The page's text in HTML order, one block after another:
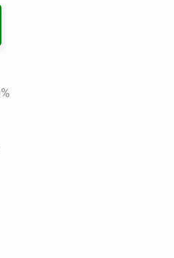
ra, cũng như hiệu suất hoạt
giúp phát hiện sớm các vấn đề
xuất đáp ứng các tiêu chuẩn cần
pháp khử trùng như tia UV
thể được áp dụng để đảm bảo
sau khi xử lý.
vận hành và bảo dưỡng hệ
ổn định và hiệu quả của nó.
chuẩn: Hệ thống cần phải tuân
gồm cả Good Manufacturing
liên quan khác.